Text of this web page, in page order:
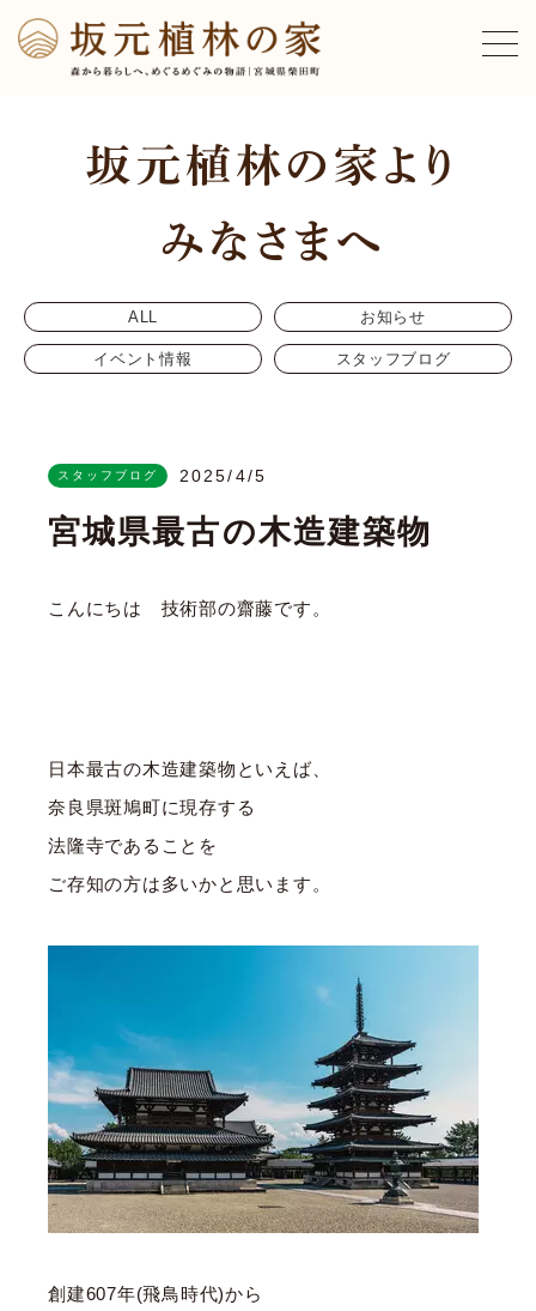
ALL お知らせ
イベント情報 スタッフブログ
スタッフブログ 2025/4/5
宮城県最古の木造建築物
こんにちは 技術部の齋藤です。
日本最古の木造建築物といえば、
奈良県斑鳩町に現存する
法隆寺であることを
ご存知の方は多いかと思います。
創建607年(飛鳥時代)から